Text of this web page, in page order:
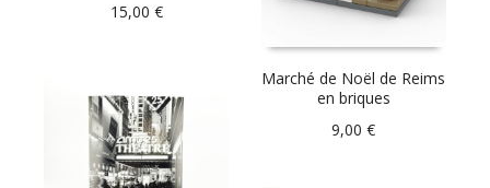
15,00 €
Marché de Noël de Reims
en briques
9,00€